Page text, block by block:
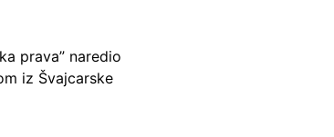
prava” naredio
iz Švajcarske